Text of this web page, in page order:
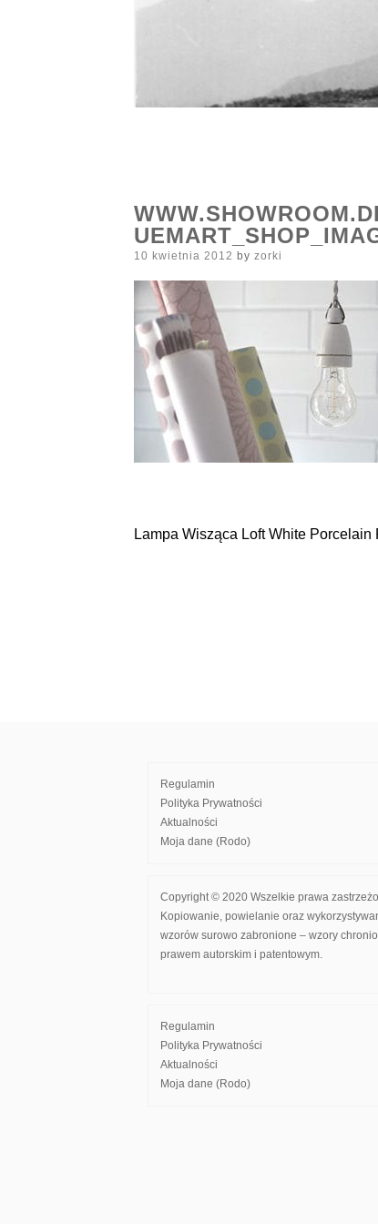
Posted
10 kwietnia 2012 by zorki
Nawigacja
Lampa Wisząca Loft White Porcelain
Regulamin
Polityka Prywatności
Aktualności
Moja dane (Rodo)
Copyright © 2020 Wszelkie prawa
Kopiowanie, powielanie oraz
wzorów surowo zabronione – wzory
prawem autorskim i patentowym.
Regulamin
Polityka Prywatności
Aktualności
Moja dane (Rodo)